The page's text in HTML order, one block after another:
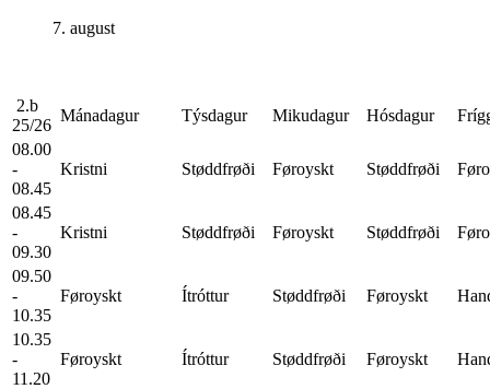
7. august
2.b
25/26
Mánadagur Týsdagur Mikudagur Hósdagur
08.00
-
08.45
Kristni Støddfrøði Føroyskt Støddfrøði
08.45
-
09.30
Kristni Støddfrøði Føroyskt Støddfrøði
09.50
-
10.35
Føroyskt Ítróttur Støddfrøði Føroyskt
10.35
-
11.20
Føroyskt Ítróttur Støddfrøði Føroyskt